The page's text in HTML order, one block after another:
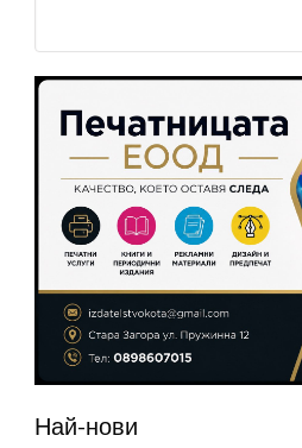
Най-нови